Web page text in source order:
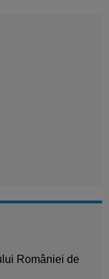
României de